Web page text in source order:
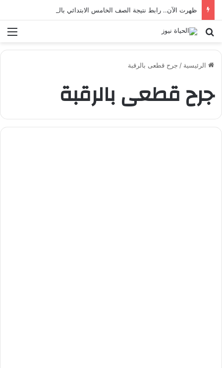
بحث عن
الرئيسية / جرح قطعى بالرقبة
جرح قطعى بالرقبة